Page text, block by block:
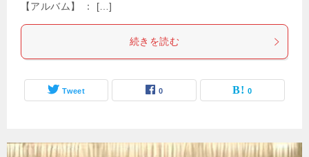
【アルバム】 ： […]
続きを読む
Tweet 0 0